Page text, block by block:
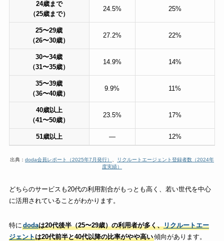
24歳まで
（25歳まで）
24.5% 25%
25〜29歳
（26〜30歳）
27.2% 22%
30〜34歳
（31〜35歳）
14.9% 14%
35〜39歳
（36〜40歳）
9.9% 11%
40歳以上
（41〜50歳）
23.5% 17%
51歳以上 — 12%
出典： doda会員レポート（2025年7月発行）
リクルートエージェント登録者数（2024年
度実績）
どちらのサービスも20代の利用割合がもっとも高く、若い世代を中心
に活用されていることがわかります。
特にdodaは20代後半（25〜29歳）の利用者が多く、リクルートエー
ジェントは20代前半と40代以降の比率がやや高い傾向があります。